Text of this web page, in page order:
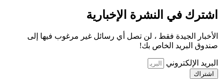
اشترك في النشرة الإخبارية
الأخبار الجيدة فقط ، لن تصل أي رسائل غير مرغوب فيها إلى
صندوق البريد الخاص بك!
البريد الإلكتروني
اشتراك